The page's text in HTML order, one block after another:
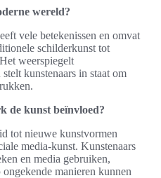
wereld?
vele betekenissen en omvat
schilderkunst tot
weerspiegelt
kunstenaars in staat om
de kunst beïnvloed?
tot nieuwe kunstvormen
media-kunst. Kunstenaars
en media gebruiken,
manieren kunnen